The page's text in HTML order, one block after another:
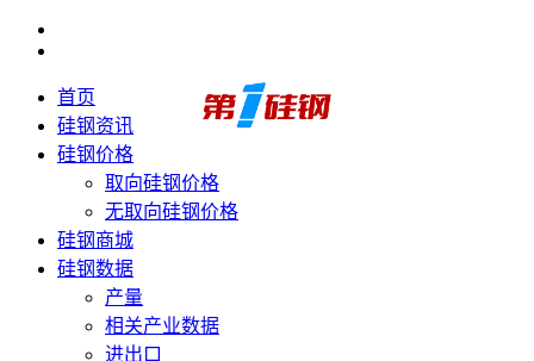
首页
硅钢资讯
硅钢价格
取向硅钢价格
无取向硅钢价格
硅钢商城
硅钢数据
产量
相关产业数据
进出口